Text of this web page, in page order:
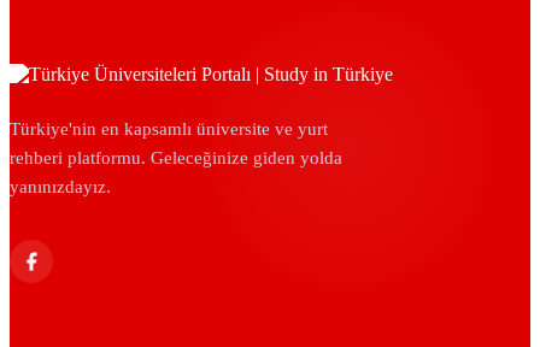
Türkiye'nin en kapsamlı üniversite ve yurt
rehberi platformu. Geleceğinize giden yolda
yanınızdayız.